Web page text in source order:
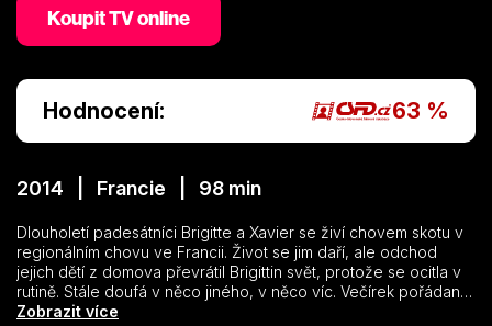
Koupit TV online
Hodnocení: 63 %
2014 | Francie | 98 min
Dlouholetí padesátníci Brigitte a Xavier se živí chovem skotu v
regionálním chovu ve Francii. Život se jim daří, ale odchod
jejich dětí z domova převrátil Brigittin svět, protože se ocitla v
rutině. Stále doufá v něco jiného, v něco víc. Večírek pořádaný
studenty na přilehlém pozemku tuto latentní krizi urychlí a
Zobrazit více